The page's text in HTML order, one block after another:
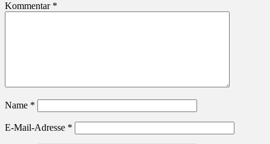
Kommentar *
Name *
E-Mail-Adresse *